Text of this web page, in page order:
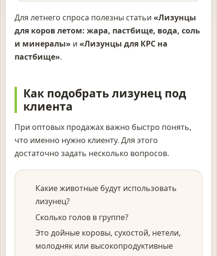
Для летнего спроса полезны статьи «Лизунцы
для коров летом: жара, пастбище, вода, соль
и минералы» и «Лизунцы для КРС на
пастбище».
Как подобрать лизунец под
клиента
При оптовых продажах важно быстро понять,
что именно нужно клиенту. Для этого
достаточно задать несколько вопросов.
Какие животные будут использовать
лизунец?
Сколько голов в группе?
Это дойные коровы, сухостой, нетели,
молодняк или высокопродуктивные